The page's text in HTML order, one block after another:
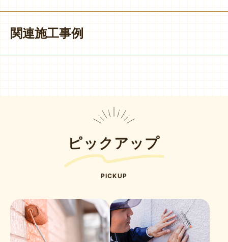
関連施工事例
ピックアップ
PICKUP